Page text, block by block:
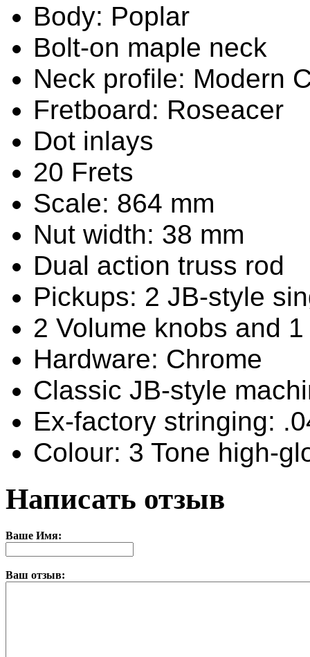
Body: Poplar
Bolt-on maple neck
Neck profile: Modern
Fretboard: Roseacer
Dot inlays
20 Frets
Scale: 864 mm
Nut width: 38 mm
Dual action truss rod
Pickups: 2 JB-style
2 Volume knobs and
Hardware: Chrome
Classic JB-style
Ex-factory stringing:
Colour: 3 Tone high-
Написать отзыв
Ваше Имя:
Ваш отзыв: